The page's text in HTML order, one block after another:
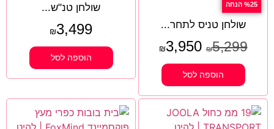
%25 הנחה
שולחן טניס לתחר...
₪5,299
₪3,950
הוספה לסל
שולחן טנ"ש...
₪3,499
הוספה לסל